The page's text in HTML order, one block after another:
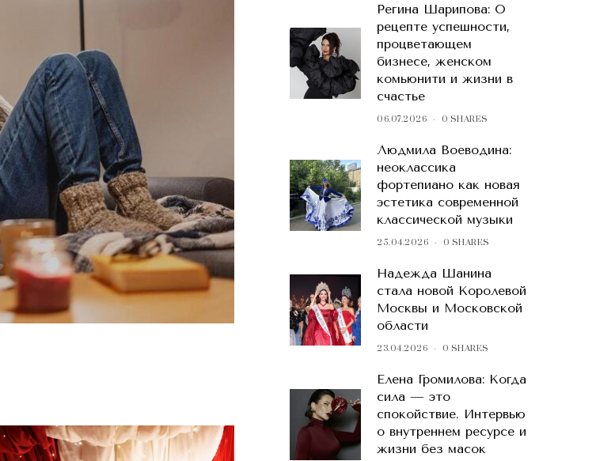
Регина Шарипова: О
рецепте успешности,
процветающем
бизнесе, женском
комьюнити и жизни в
счастье
06.07.2026 0 SHARES
Людмила Воеводина:
неоклассика
фортепиано как новая
эстетика современной
классической музыки
25.04.2026 0 SHARES
Надежда Шанина
стала новой Королевой
Москвы и Московской
области
23.04.2026 0 SHARES
Елена Громилова: Когда
сила — это
спокойствие. Интервью
о внутреннем ресурсе и
жизни без масок